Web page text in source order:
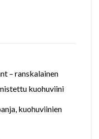
– ranskalainen
kuohuviini
kuohuviinien